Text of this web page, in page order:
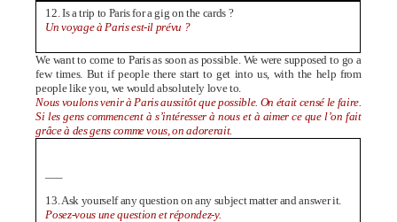
12. Is a trip to Paris for a gig on the cards ?
Un voyage à Paris est-il prévu ?
We want to come to Paris as soon as possible. We were supposed to go a
few times. But if people there start to get into us, with the help from
people like you, we would absolutely love to.
Nous voulons venir à Paris aussitôt que possible. On était censé le faire.
Si les gens commencent à s’intéresser à nous et à aimer ce que l’on fait
grâce à des gens comme vous, on adorerait.
—–
13. Ask yourself any question on any subject matter and answer it.
Posez-vous une question et répondez-y.